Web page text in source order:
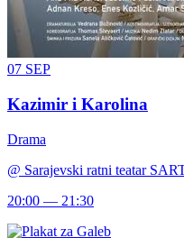
07 SEP
Kazimir i Karolina
Drama
@ Sarajevski ratni teatar
20:00 — 21:30